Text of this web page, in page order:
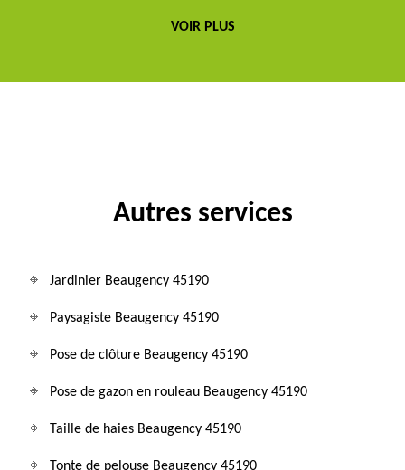
VOIR PLUS
Autres services
Jardinier Beaugency 45190
Paysagiste Beaugency 45190
Pose de clôture Beaugency 45190
Pose de gazon en rouleau Beaugency 45190
Taille de haies Beaugency 45190
Tonte de pelouse Beaugency 45190